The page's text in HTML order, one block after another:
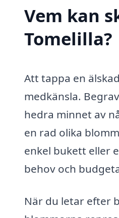
Vem kan
Tomelilla?
Att tappa en
medkänsla.
hedra minnet av
en rad olika
enkel bukett eller
behov och
När du letar efter